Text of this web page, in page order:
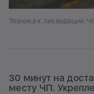
Техника к ликвидации
30 минут на
месту ЧП.